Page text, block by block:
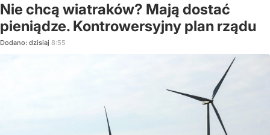
Nie chcą wiatraków? Mają dostać
pieniądze. Kontrowersyjny plan rządu
Dodano: dzisiaj 8:55